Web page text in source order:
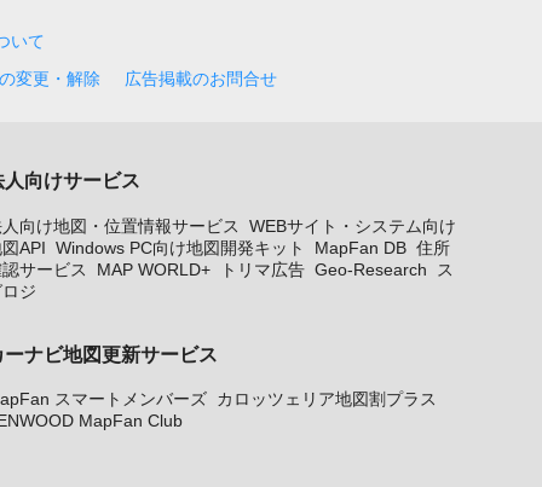
いて
変更・解除
広告掲載のお問合せ
人向けサービス
向け地図・位置情報サービス
WEBサイト・システム向け
API Windows PC向け地図開発キット MapFan DB 住所
サービス
MAP WORLD+ トリマ広告 Geo-Research
ス
ジ
ーナビ地図更新サービス
スマートメンバーズ カロッツェリア地図割プラス
MapFan Club